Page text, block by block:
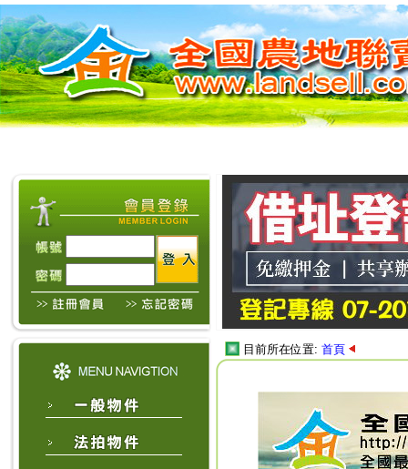
目前所在位置: 首頁